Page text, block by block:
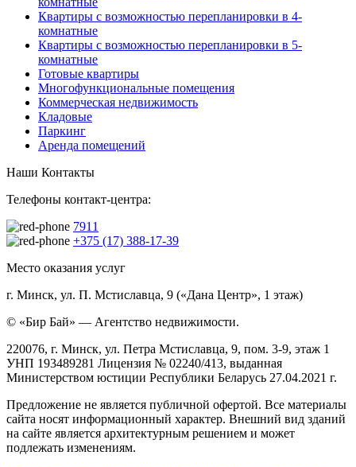
Квартиры с возможностью перепланировки в 4-
комнатные
Квартиры с возможностью перепланировки в 5-
комнатные
Готовые квартиры
Многофункциональные помещения
Коммерческая недвижимость
Кладовые
Паркинг
Аренда помещений
Наши Контакты
Телефоны контакт-центра:
7911
+375 (17) 388-17-39
Место оказания услуг
г. Минск, ул. П. Мстиславца, 9 («Дана Центр», 1 этаж)
© «Бир Бай» — Агентство недвижимости.
220076, г. Минск, ул. Петра Мстиславца, 9, пом. 3-9, этаж 1
УНП 193489281 Лицензия № 02240/413, выданная
Министерством юстиции Республики Беларусь 27.04.2021 г.
Предложение не является публичной офертой. Все материалы
сайта носят информационный характер. Внешний вид зданий
на сайте является архитектурным решением и может
подлежать изменениям.